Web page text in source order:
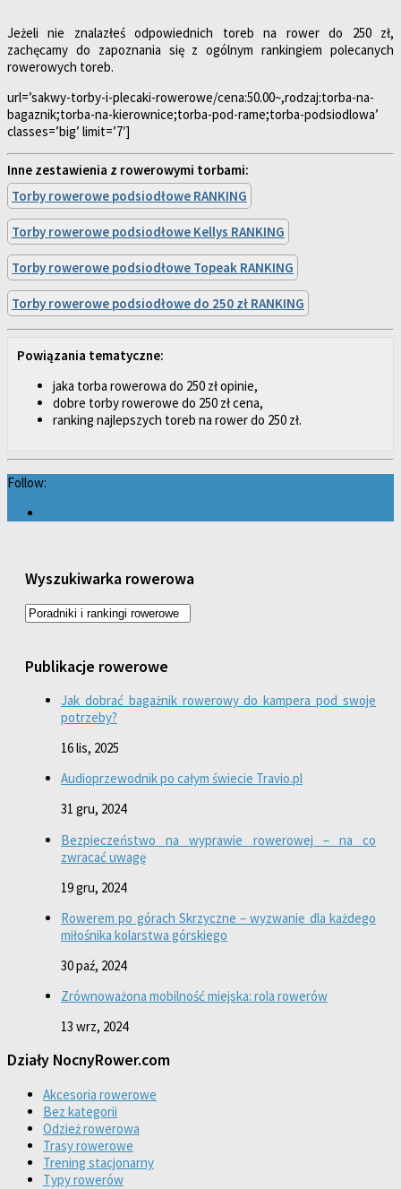
Jeżeli nie znalazłeś odpowiednich toreb na rower do 250 zł,
zachęcamy do zapoznania się z ogólnym rankingiem polecanych
rowerowych toreb.
url=’sakwy-torby-i-plecaki-rowerowe/cena:50.00~,rodzaj:torba-na-
bagaznik;torba-na-kierownice;torba-pod-rame;torba-podsiodlowa’
classes=’big’ limit=’7′]
Inne zestawienia z rowerowymi torbami:
Torby rowerowe podsiodłowe RANKING
Torby rowerowe podsiodłowe Kellys RANKING
Torby rowerowe podsiodłowe Topeak RANKING
Torby rowerowe podsiodłowe do 250 zł RANKING
Powiązania tematyczne:
jaka torba rowerowa do 250 zł opinie,
dobre torby rowerowe do 250 zł cena,
ranking najlepszych toreb na rower do 250 zł.
Follow:
Wyszukiwarka rowerowa
Publikacje rowerowe
Jak dobrać bagażnik rowerowy do kampera pod swoje
potrzeby?
16 lis, 2025
Audioprzewodnik po całym świecie Travio.pl
31 gru, 2024
Bezpieczeństwo na wyprawie rowerowej – na co
zwracać uwagę
19 gru, 2024
Rowerem po górach Skrzyczne – wyzwanie dla każdego
miłośnika kolarstwa górskiego
30 paź, 2024
Zrównoważona mobilność miejska: rola rowerów
13 wrz, 2024
Działy NocnyRower.com
Akcesoria rowerowe
Bez kategorii
Odzież rowerowa
Trasy rowerowe
Trening stacjonarny
Typy rowerów